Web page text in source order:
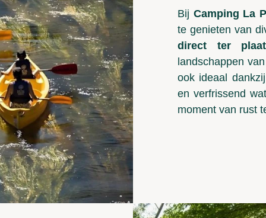
Bij Camping La
te genieten van
direct ter
landschappen
ook ideaal
en verfrissend
moment van rust